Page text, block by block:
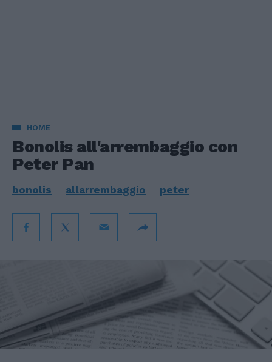
HOME
Bonolis all'arrembaggio con
Peter Pan
bonolis allarrembaggio peter